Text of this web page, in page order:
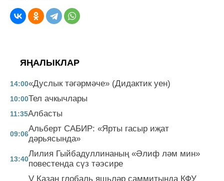
ЯҢАЛЫКЛАР
14:00«Дуслык тәгәрмәче» (Дидактик уен)
10:00Тел ачкычлары
11:35Албасты
09:06
Альберт САБИР: «Ярты гасыр иҗат
дәрьясында»
13:40
Лилия Гыйбадуллинаның «Әлиф ләм мин»
повестенда сүз тәэсире
V Казан глобаль яшьләр саммитында КФУ